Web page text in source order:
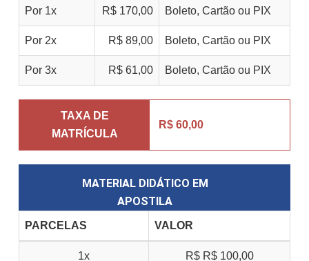
Por 1x R$ 170,00 Boleto, Cartão ou PIX
Por 2x R$ 89,00 Boleto, Cartão ou PIX
Por 3x R$ 61,00 Boleto, Cartão ou PIX
TAXA DE
MATRÍCULA
R$ 60,00
MATERIAL DIDÁTICO EM
APOSTILA
PARCELAS VALOR
1x R$ R$ 100,00